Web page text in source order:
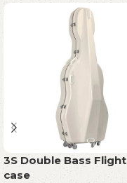
3S Double Bass Flight
case